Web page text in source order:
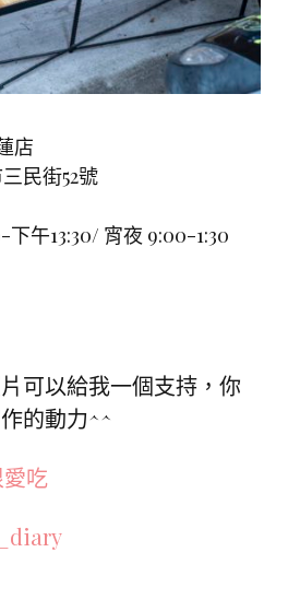
店
民街52號
午13:30/ 宵夜 9:00-1:30
可以給我一個支持，你
的動力^^
吃